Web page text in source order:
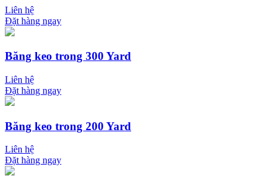
Liên hệ
Đặt hàng ngay
Băng keo trong 300 Yard
Liên hệ
Đặt hàng ngay
Băng keo trong 200 Yard
Liên hệ
Đặt hàng ngay